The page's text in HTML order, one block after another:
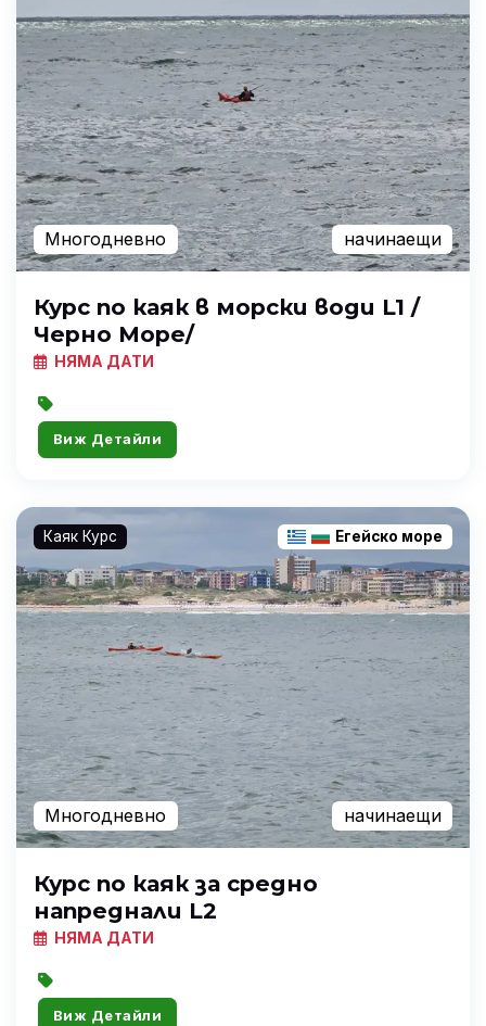
Многодневно начинаещи
Курс по каяк в морски води L1 /
Черно Море/
НЯМА ДАТИ
Виж Детайли
Каяк Курс Егейско море
Многодневно начинаещи
Курс по каяк за средно
напреднали L2
НЯМА ДАТИ
Виж Детайли